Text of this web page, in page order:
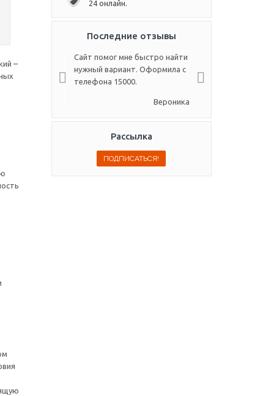
–
24 онлайн.
Последние отзывы
Сайт помог мне быстро найти
нужный вариант. Оформила с
телефона 15000.
Вероника
Рассылка